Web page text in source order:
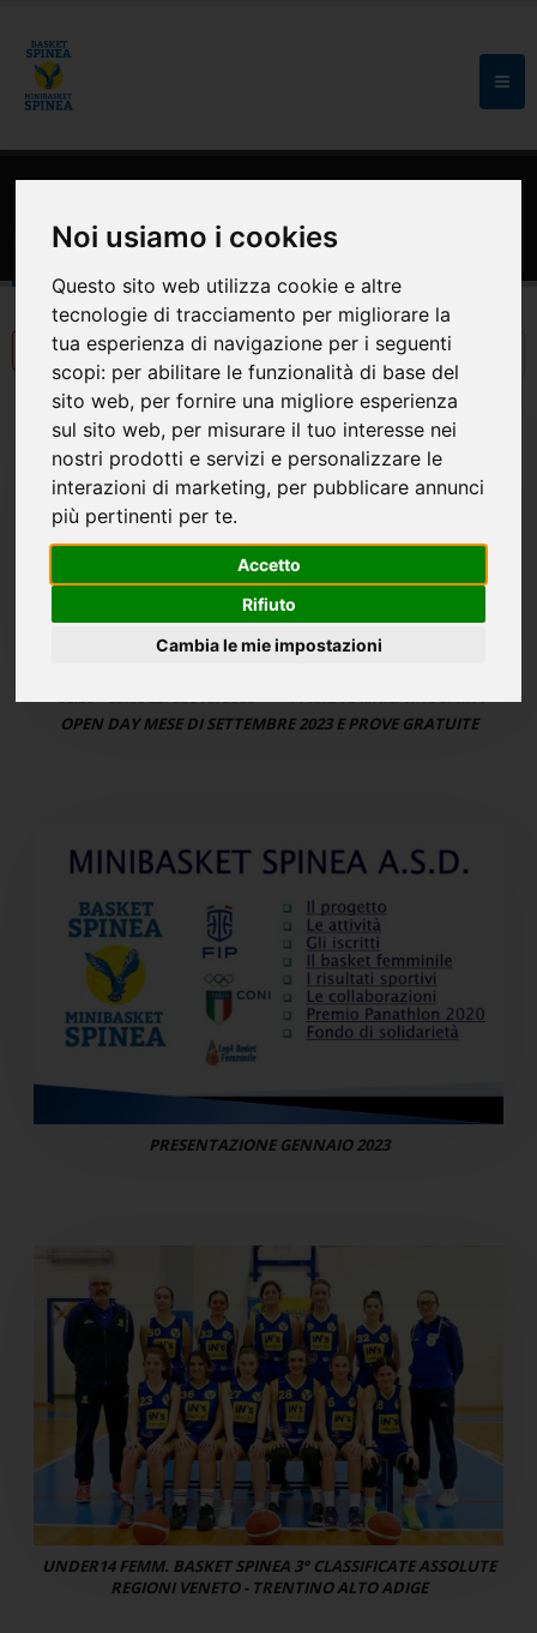
Noi usiamo i cookies
Questo sito web utilizza cookie e altre
tecnologie di tracciamento per migliorare la
tua esperienza di navigazione per i seguenti
scopi: per abilitare le funzionalità di base del
sito web, per fornire una migliore esperienza
sul sito web, per misurare il tuo interesse nei
nostri prodotti e servizi e personalizzare le
interazioni di marketing, per pubblicare annunci
più pertinenti per te.
Accetto
Rifiuto
Cambia le mie impostazioni
News
OPEN DAY MESE DI SETTEMBRE 2023 E PROVE GRATUITE
PRESENTAZIONE GENNAIO 2023
UNDER14 FEMM. BASKET SPINEA 3° CLASSIFICATE ASSOLUTE
REGIONI VENETO - TRENTINO ALTO ADIGE